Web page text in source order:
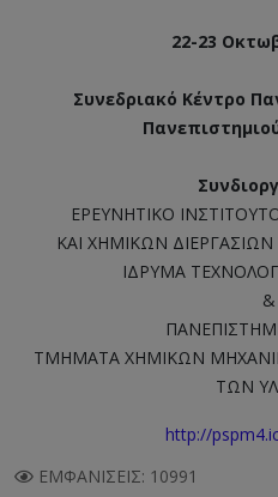
22-23
Συνεδριακό Κέντρο
ΕΡΕΥΝΗΤΙΚΟ
ΚΑΙ ΧΗΜΙΚΩΝ
ΙΔΡΥΜΑ
&
ΤΜΗΜΑΤΑ ΧΗΜΙΚΩΝ
ΤΩΝ
http://
ΕΜΦΑΝΊΣΕΙΣ: 10991